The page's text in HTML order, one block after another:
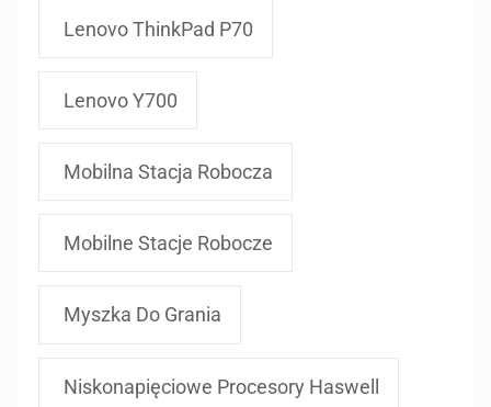
Lenovo ThinkPad P70
Lenovo Y700
Mobilna Stacja Robocza
Mobilne Stacje Robocze
Myszka Do Grania
Niskonapięciowe Procesory Haswell